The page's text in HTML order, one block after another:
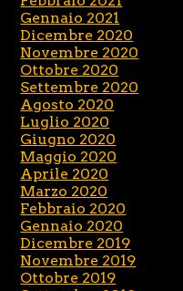
Gennaio 2021
Dicembre 2020
Novembre 2020
Ottobre 2020
Settembre 2020
Agosto 2020
Luglio 2020
Giugno 2020
Maggio 2020
Aprile 2020
Marzo 2020
Febbraio 2020
Gennaio 2020
Dicembre 2019
Novembre 2019
Ottobre 2019